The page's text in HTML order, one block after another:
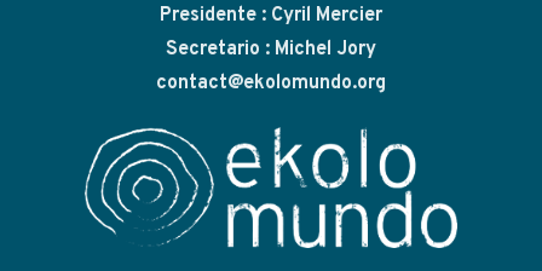
Presidente : Cyril Mercier
Secretario : Michel Jory
contact@ekolomundo.org